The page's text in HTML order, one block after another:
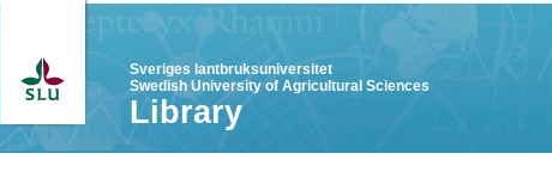
Sveriges lantbruksuniversitet
Swedish University of Agricultural Sciences
Library